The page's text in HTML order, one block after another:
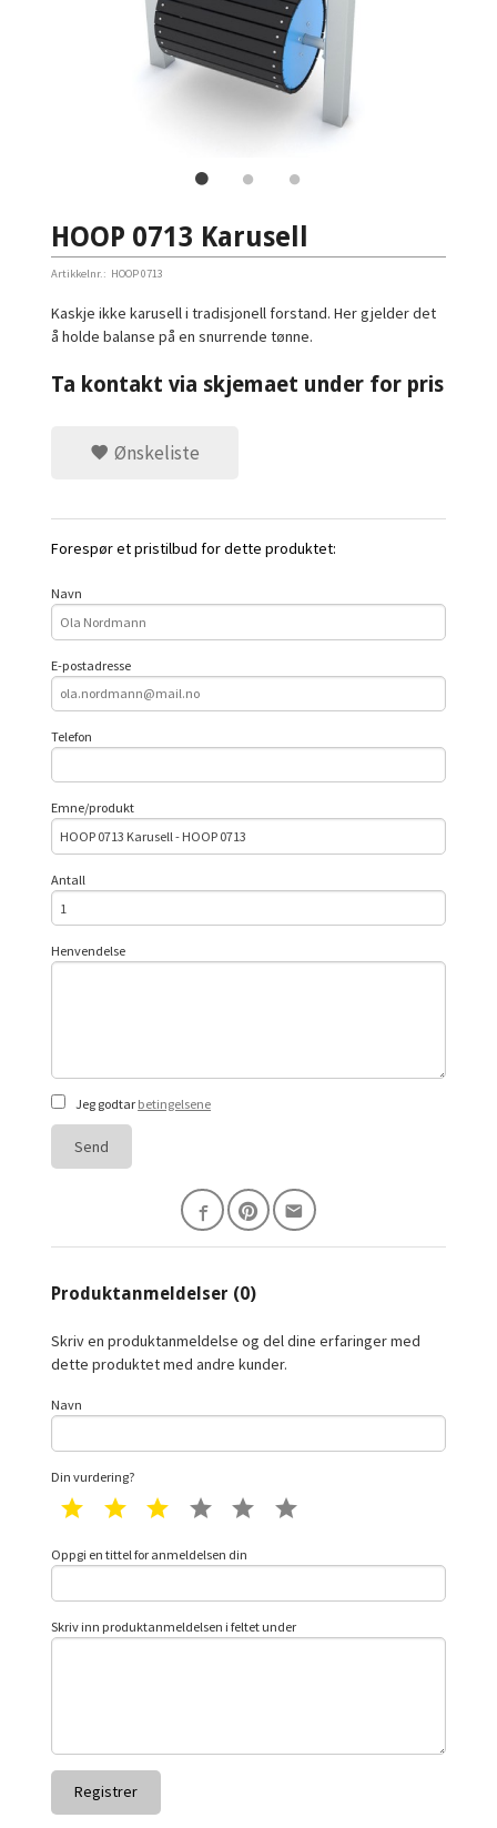
HOOP 0713 Karusell
Artikkelnr.: HOOP 0713
Kaskje ikke karusell i tradisjonell forstand. Her gjelder det
å holde balanse på en snurrende tønne.
Ta kontakt via skjemaet under for pris
Ønskeliste
Forespør et pristilbud for dette produktet:
Navn
E-postadresse
Telefon
Emne/produkt
Antall
Henvendelse
Jeg godtar betingelsene
Send
Produktanmeldelser (0)
Skriv en produktanmeldelse og del dine erfaringer med
dette produktet med andre kunder.
Navn
Din vurdering?
1 star 2 star 3 star 4 star 5 star
Oppgi en tittel for anmeldelsen din
Skriv inn produktanmeldelsen i feltet under